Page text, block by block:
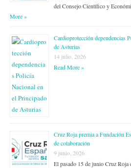
del Consejo Científico y
More »
Cardioprotección dependencias
de Asturias
14 julio, 2026
Read More »
Cruz Roja premia a Fundación
de colaboración
9 junio, 2026
El pasado 15 de junio Cruz Roja